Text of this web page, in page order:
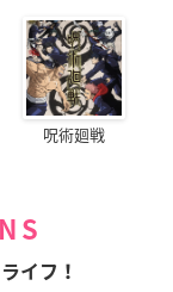
呪術廻戦
イフ！